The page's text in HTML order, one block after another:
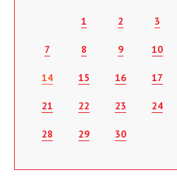
1 2 3
7 8 9 10
14 15 16 17
21 22 23 24
28 29 30